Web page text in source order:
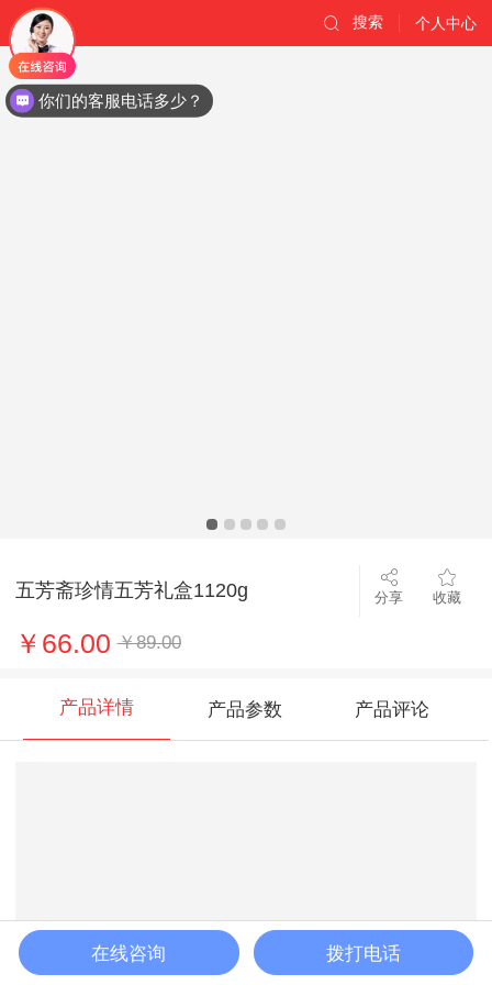
个人中心
搜索
五芳斋珍情五芳礼盒1120g 分享 收藏
￥66.00 ￥89.00
产品详情 产品参数 产品评论
首页
加入购物车 立即购买
你们的客服电话多少？
在线咨询 拨打电话